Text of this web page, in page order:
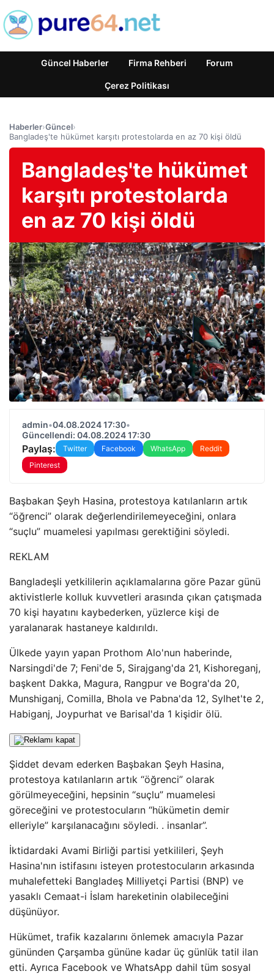
Güncel Haberler Firma Rehberi Forum
Çerez Politikası
Haberler›Güncel›
Bangladeş'te hükümet karşıtı protestolarda en az 70 kişi öldü
Bangladeş'te hükümet
karşıtı protestolarda
en az 70 kişi öldü
admin•04.08.2024 17:30•
Güncellendi: 04.08.2024 17:30
Paylaş: Twitter Facebook WhatsApp
Reddit
Pinterest
Başbakan Şeyh Hasina, protestoya katılanların artık
“öğrenci” olarak değerlendirilemeyeceğini, onlara
“suçlu” muamelesi yapılması gerektiğini söyledi.
REKLAM
Bangladeşli yetkililerin açıklamalarına göre Pazar günü
aktivistlerle kolluk kuvvetleri arasında çıkan çatışmada
70 kişi hayatını kaybederken, yüzlerce kişi de
yaralanarak hastaneye kaldırıldı.
Ülkede yayın yapan Prothom Alo'nun haberinde,
Narsingdi'de 7; Feni'de 5, Sirajgang'da 21, Kishoreganj,
başkent Dakka, Magura, Rangpur ve Bogra'da 20,
Munshiganj, Comilla, Bhola ve Pabna'da 12, Sylhet'te 2,
Habiganj, Joypurhat ve Barisal'da 1 kişidir ölü.
Şiddet devam ederken Başbakan Şeyh Hasina,
protestoya katılanların artık “öğrenci” olarak
görülmeyeceğini, hepsinin “suçlu” muamelesi
göreceğini ve protestocuların “hükümetin demir
elleriyle” karşılanacağını söyledi. . insanlar”.
İktidardaki Avami Birliği partisi yetkilileri, Şeyh
Hasina'nın istifasını isteyen protestocuların arkasında
muhalefetteki Bangladeş Milliyetçi Partisi (BNP) ve
yasaklı Cemaat-i İslam hareketinin olabileceğini
düşünüyor.
Hükümet, trafik kazalarını önlemek amacıyla Pazar
gününden Çarşamba gününe kadar üç günlük tatil ilan
etti. Ayrıca Facebook ve WhatsApp dahil tüm sosyal